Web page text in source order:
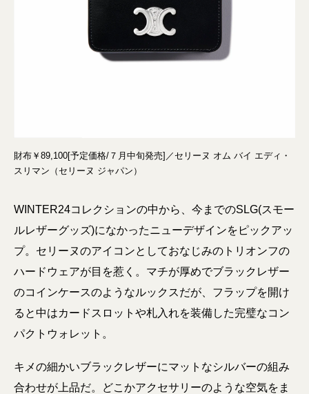
財布￥89,100[予定価格/７月中旬発売]／セリーヌ オム バイ エディ・
スリマン（セリーヌ ジャパン）
WINTER24コレクションの中から、今までのSLG(スモー
ルレザーグッズ)になかったニューデザインをピックアッ
プ。セリーヌのアイコンとしておなじみのトリオンフの
ハードウェアが目を惹く。マチが厚めでブラックレザー
のコインケースのようなルックスだが、フラップを開け
ると中はカードスロットや札入れを装備した完璧なコン
パクトウォレット。
キメの細かいブラックレザーにマットなシルバーの組み
合わせが上品だ。どこかアクセサリーのような空気をま